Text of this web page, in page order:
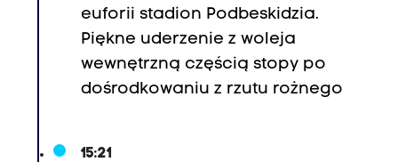
euforii stadion Podbeskidzia.
Piękne uderzenie z woleja
wewnętrzną częścią stopy po
dośrodkowaniu z rzutu rożnego
15:21